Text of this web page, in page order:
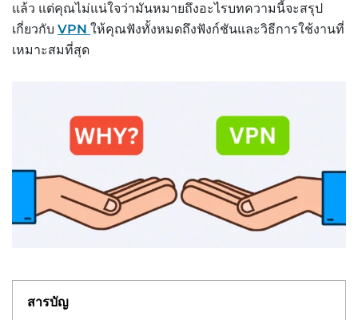
แล้ว แต่คุณไม่แน่ใจว่ามันหมายถึงอะไรบทความนี้จะสรุป
เกี่ยวกับ VPN ให้คุณฟังทั้งหมดถึงฟังก์ชันและวิธีการใช้งานที่
เหมาะสมที่สุด
สารบัญ